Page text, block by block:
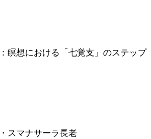
瞑想における「七覚支」のステップ
スマナサーラ長老